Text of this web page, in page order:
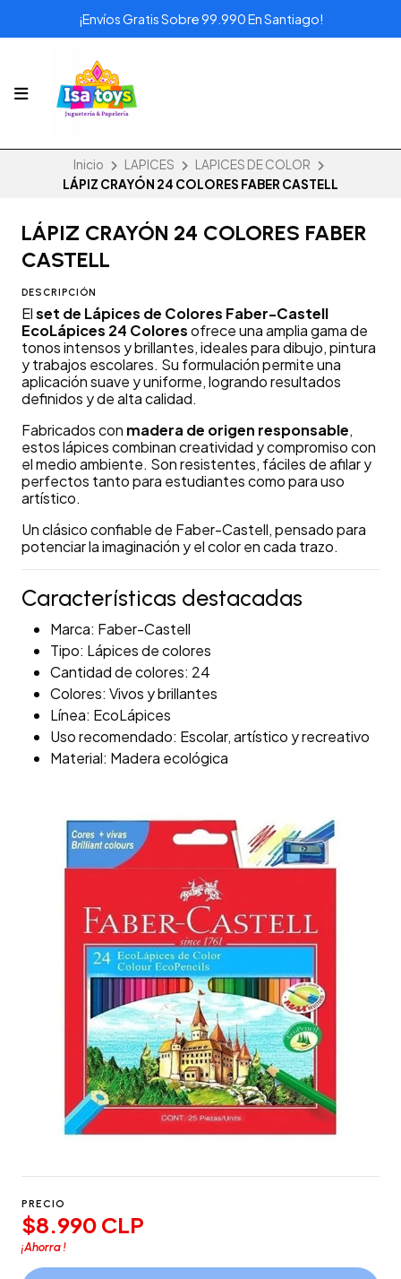
¡Envíos Gratis Sobre 99.990 En Santiago!
Inicio LAPICES
LAPICES DE COLOR
LÁPIZ CRAYÓN 24 COLORES FABER CASTELL
LÁPIZ CRAYÓN 24 COLORES FABER
CASTELL
DESCRIPCIÓN
Elset de Lápices de Colores Faber-Castell
EcoLápices 24 Coloresofrece una amplia gama de
tonos intensos y brillantes, ideales para dibujo, pintura
y trabajos escolares. Su formulación permite una
aplicación suave y uniforme, logrando resultados
definidos y de alta calidad.
Fabricados con madera de origen responsable,
estos lápices combinan creatividad y compromiso con
el medio ambiente. Son resistentes, fáciles de afilar y
perfectos tanto para estudiantes como para uso
artístico.
Un clásico confiable de Faber-Castell, pensado para
potenciar la imaginación y el color en cada trazo.
Características destacadas
Marca: Faber-Castell
Tipo: Lápices de colores
Cantidad de colores: 24
Colores: Vivos y brillantes
Línea: EcoLápices
Uso recomendado: Escolar, artístico y recreativo
Material: Madera ecológica
PRECIO
$8.990 CLP
¡Ahorra!